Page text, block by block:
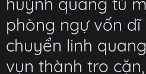
phòng ngự vốn dĩ
chuyển linh
vụn thành tro